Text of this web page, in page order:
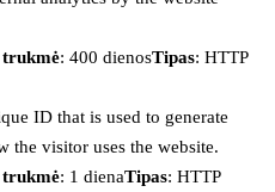
trukmė: 400 dienosTipas: HTTP
ID that is used to generate
the visitor uses the website.
trukmė: 1 dienaTipas: HTTP